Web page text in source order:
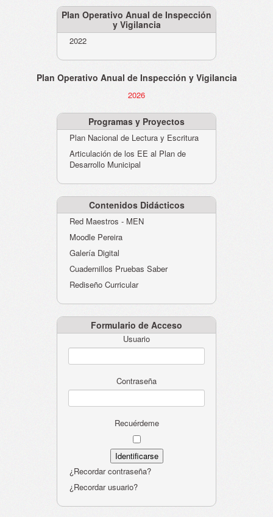
Plan Operativo Anual de Inspección
y Vigilancia
2022
Plan Operativo Anual de Inspección y Vigilancia
2026
Programas y Proyectos
Plan Nacional de Lectura y Escritura
Articulación de los EE al Plan de
Desarrollo Municipal
Contenidos Didácticos
Red Maestros - MEN
Moodle Pereira
Galería Digital
Cuadernillos Pruebas Saber
Rediseño Curricular
Formulario de Acceso
Usuario
Contraseña
Recuérdeme
¿Recordar contraseña?
¿Recordar usuario?